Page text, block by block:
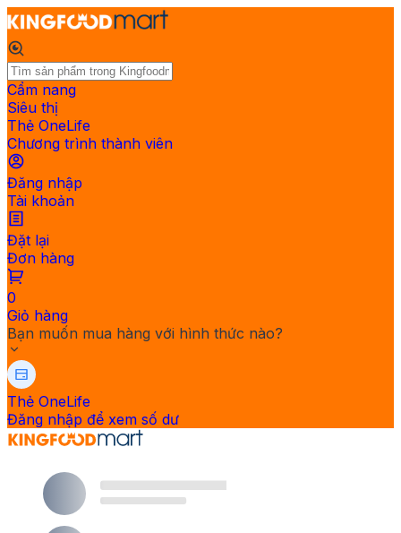
Cẩm nang
Siêu thị
Thẻ OneLife
Chương trình thành viên
Đăng nhập
Tài khoản
Đặt lại
Đơn hàng
0
Giỏ hàng
Bạn muốn mua hàng với hình thức nào?
Thẻ OneLife
Đăng nhập để xem số dư